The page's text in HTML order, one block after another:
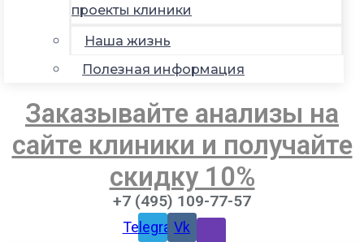
проекты клиники
Наша жизнь
Полезная информация
Заказывайте анализы на
сайте клиники и получайте
скидку 10%
+7 (495) 109-77-57
TelegramVk